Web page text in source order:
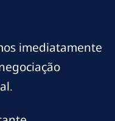
imediatamente